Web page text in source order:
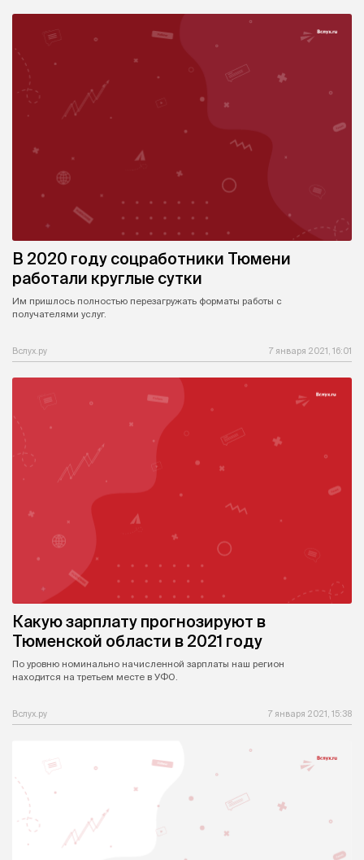
В 2020 году соцработники Тюмени
работали круглые сутки
Им пришлось полностью перезагружать форматы работы с
получателями услуг.
Вслух.ру 7 января 2021, 16:01
Какую зарплату прогнозируют в
Тюменской области в 2021 году
По уровню номинально начисленной зарплаты наш регион
находится на третьем месте в УФО.
Вслух.ру 7 января 2021, 15:38